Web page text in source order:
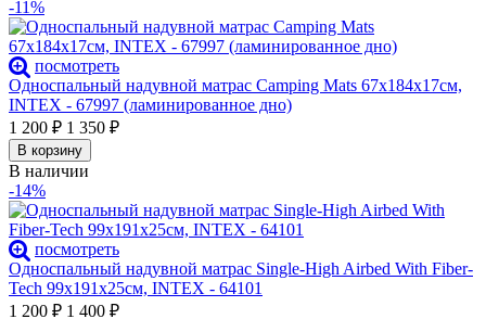
-11%
посмотреть
Односпальный надувной матрас Camping Mats 67х184х17см,
INTEX - 67997 (ламинированное дно)
1 200 ₽ 1 350 ₽
В корзину
В наличии
-14%
посмотреть
Односпальный надувной матрас Single-High Airbed With Fiber-
Tech 99х191х25см, INTEX - 64101
1 200 ₽ 1 400 ₽